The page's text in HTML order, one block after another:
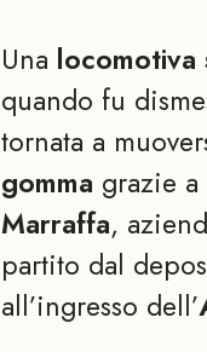
Una locomotiva
quando fu
tornata a
gomma grazie
Marraffa,
partito dal
all’ingresso dell’